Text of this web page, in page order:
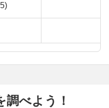
調べよう！